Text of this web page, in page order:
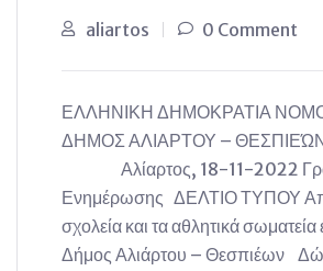
aliartos 0 Comment
ΕΛΛΗΝΙΚΗ ΔΗΜΟΚΡΑΤΙΑ
ΔΗΜΟΣ ΑΛΙΑΡΤΟΥ –
Αλίαρτος, 18-11-2022
Ενημέρωσης ΔΕΛΤΙΟ ΤΥΠΟΥ
σχολεία και τα αθλητικά
Δήμος Αλιάρτου – Θεσπιέων